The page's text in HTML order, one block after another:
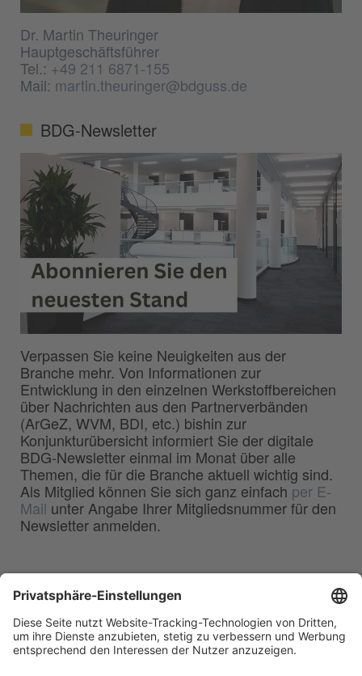
Dr. Martin Theuringer
Hauptgeschäftsführer
Tel.:+49 211 6871-155
Mail: martin.theuringer@bdguss.de
BDG-Newsletter
Verpassen Sie keine Neuigkeiten aus der
Branche mehr. Von Informationen zur
Entwicklung in den einzelnen Werkstoffbereichen
über Nachrichten aus den Partnerverbänden
(ArGeZ, WVM, BDI, etc.) bishin zur
Konjunkturübersicht informiert Sie der digitale
BDG-Newsletter einmal im Monat über alle
Themen, die für die Branche aktuell wichtig sind.
Als Mitglied können Sie sich ganz einfach per E-
Mail unter Angabe Ihrer Mitgliedsnummer für den
Newsletter anmelden.